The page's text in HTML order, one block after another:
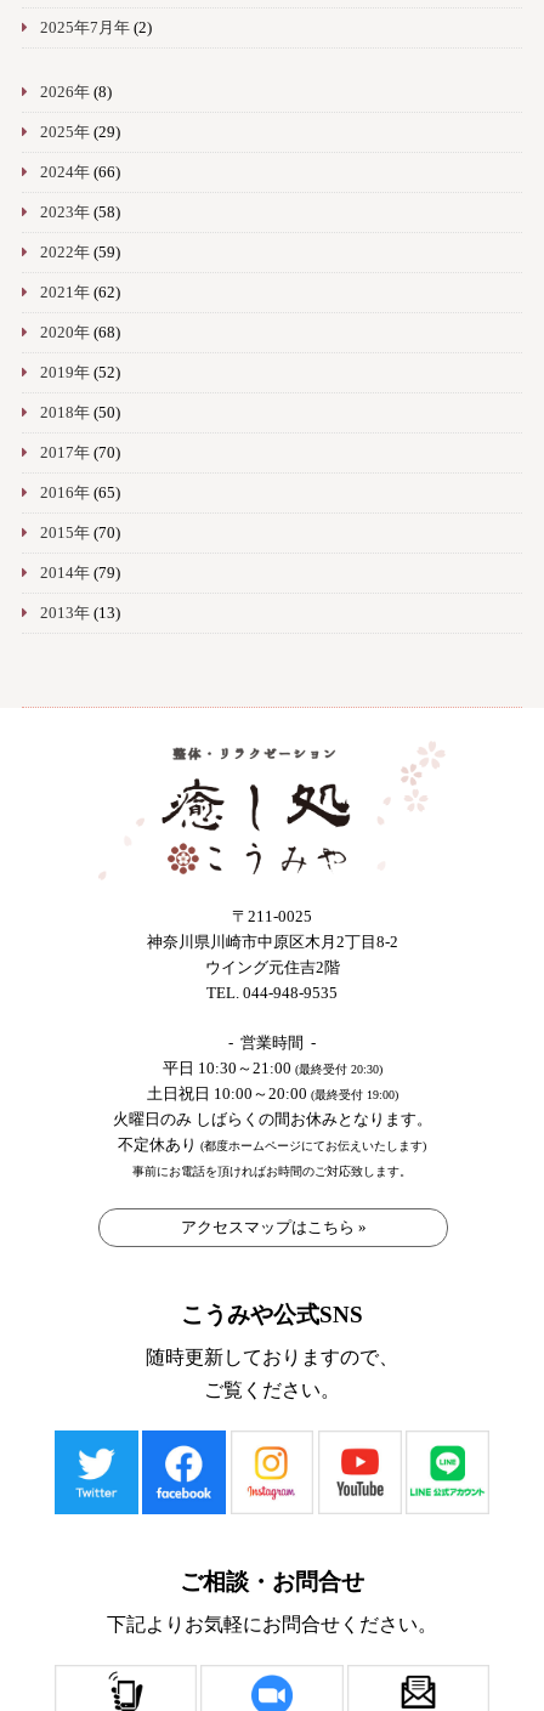
2025年7月年(2)
2026年(8)
2025年(29)
2024年(66)
2023年(58)
2022年(59)
2021年(62)
2020年(68)
2019年(52)
2018年(50)
2017年(70)
2016年(65)
2015年(70)
2014年(79)
2013年(13)
〒211-0025
神奈川県川崎市中原区木月2丁目8-2
ウイング元住吉2階
TEL. 044-948-9535
- 営業時間 -
平日 10:30～21:00 (最終受付 20:30)
土日祝日 10:00～20:00 (最終受付 19:00)
火曜日のみ しばらくの間お休みとなります。
不定休あり (都度ホームページにてお伝えいたします)
事前にお電話を頂ければお時間のご対応致します。
アクセスマップはこちら »
こうみや公式SNS
随時更新しておりますので、
ご覧ください。
ご相談・お問合せ
下記よりお気軽にお問合せください。